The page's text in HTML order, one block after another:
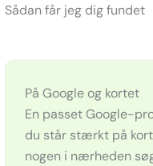
Sådan får jeg dig fundet
På Google og kortet
En passet Google-
du står stærkt på
nogen i nærheden